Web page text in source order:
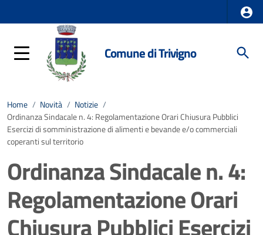
Comune di Trivigno
Home / Novità / Notizie /
Ordinanza Sindacale n. 4: Regolamentazione Orari Chiusura Pubblici
Esercizi di somministrazione di alimenti e bevande e/o commerciali
coperanti sul territorio
Ordinanza Sindacale n. 4:
Regolamentazione Orari
Chiusura Pubblici Esercizi